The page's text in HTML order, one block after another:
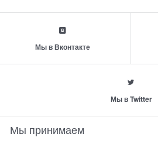
Мы в Вконтакте
Мы в Twitter
Мы принимаем